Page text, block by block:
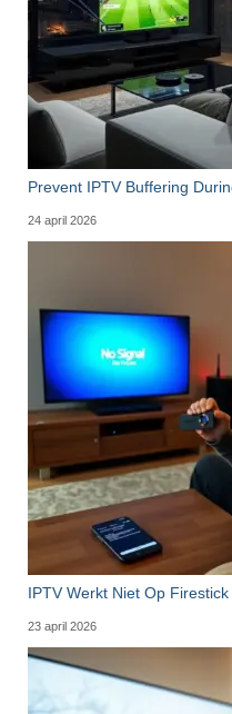
Prevent IPTV Buffering
24 april 2026
IPTV Werkt Niet Op
23 april 2026